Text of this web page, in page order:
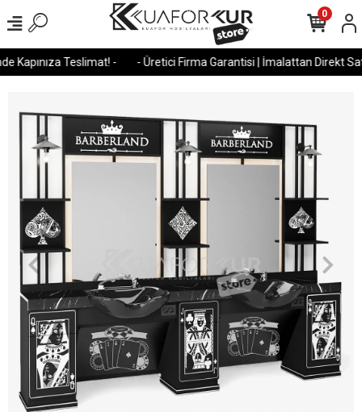
Kapınıza Teslimat! - - Üretici Firma Garantisi | İmalattan Direkt
0